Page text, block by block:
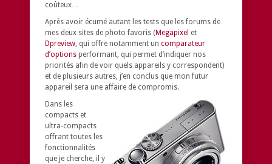
coûteux…
Après avoir écumé autant les tests que les forums de
mes deux sites de photo favoris (Megapixel et
Dpreview , qui offre notamment un comparateur
d’options performant, qui permet d’indiquer nos
priorités afin de voir quels appareils y correspondent)
et de plusieurs autres, j’en conclus que mon futur
appareil sera une affaire de compromis.
Dans les
compacts et
ultra-compacts
offrant toutes les
fonctionnalités
que je cherche, il y